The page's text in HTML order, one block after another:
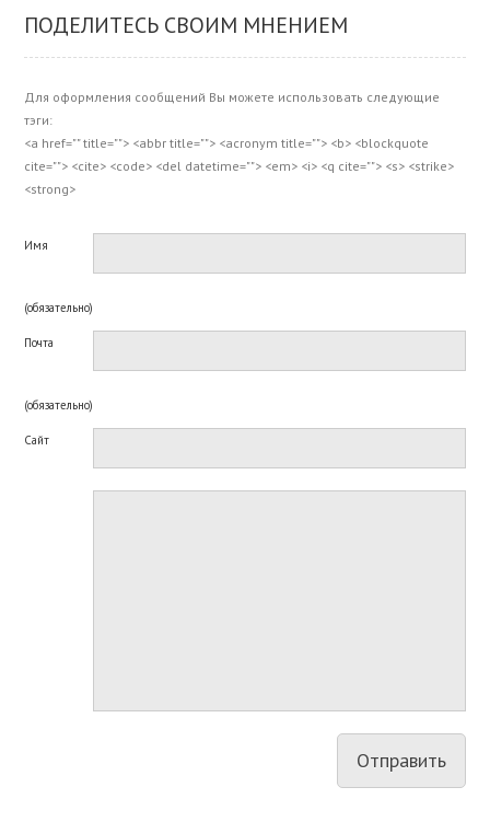
ПОДЕЛИТЕСЬ СВОИМ МНЕНИЕМ
Для оформления сообщений Вы можете использовать следующие
тэги:
<a href="" title=""> <abbr title=""> <acronym title=""> <b> <blockquote
cite=""> <cite> <code> <del datetime=""> <em> <i> <q cite=""> <s> <strike>
<strong>
Имя
(обязательно)
Почта
(обязательно)
Сайт